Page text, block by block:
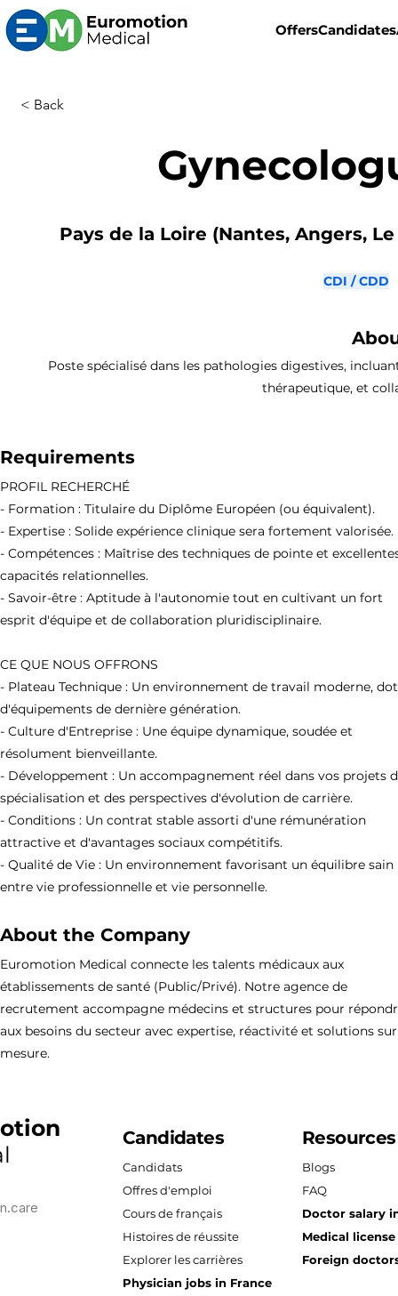
OffersCandidates
< Back
Pays de la Loire (Nantes, Angers,
CDI / CDD
Poste spécialisé dans les pathologies digestives,
thérapeutique, et
Requirements
PROFIL RECHERCHÉ
- Formation : Titulaire du Diplôme Européen (ou équivalent).
- Expertise : Solide expérience clinique sera fortement valorisée.
- Compétences : Maîtrise des techniques de pointe et
capacités relationnelles.
- Savoir-être : Aptitude à l'autonomie tout en cultivant un fort
esprit d'équipe et de collaboration pluridisciplinaire.
CE QUE NOUS OFFRONS
- Plateau Technique : Un environnement de travail moderne,
d'équipements de dernière génération.
- Culture d'Entreprise : Une équipe dynamique, soudée et
résolument bienveillante.
- Développement : Un accompagnement réel dans vos projets
spécialisation et des perspectives d'évolution de carrière.
- Conditions : Un contrat stable assorti d'une rémunération
attractive et d'avantages sociaux compétitifs.
- Qualité de Vie : Un environnement favorisant un équilibre sain
entre vie professionnelle et vie personnelle.
About the Company
Euromotion Medical connecte les talents médicaux aux
établissements de santé (Public/Privé). Notre agence de
recrutement accompagne médecins et structures pour
aux besoins du secteur avec expertise, réactivité et solutions sur
mesure.
Candidates
Candidats
Offres d'emploi
Cours de français
Histoires de réussite
Explorer les carrières
Physician jobs in France
Resources
Blogs
FAQ
Doctor salary
Medical
Foreign